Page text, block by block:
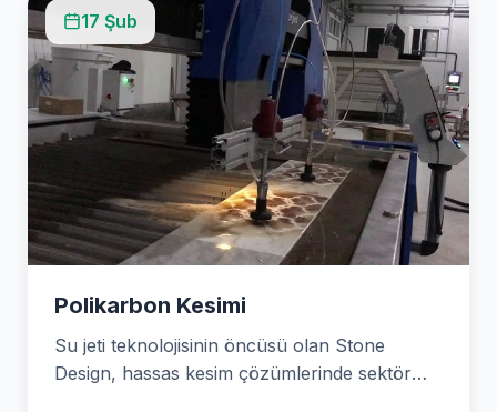
17 Şub
Polikarbon Kesimi
Su jeti teknolojisinin öncüsü olan Stone
Design, hassas kesim çözümlerinde sektör